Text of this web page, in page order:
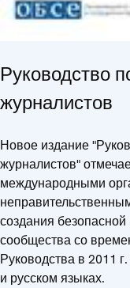
Руководство
журналистов
Новое издание
журналистов"
международными
создания
сообщества со
Руководства в 2011
и русском языках.